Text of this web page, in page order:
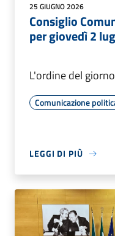
25 GIUGNO 2026
Consiglio
per giovedì 2
L'ordine del
Comunicazione
LEGGI DI PIÙ